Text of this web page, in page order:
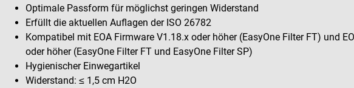
Optimale Passform für möglichst geringen Widerstand
Erfüllt die aktuellen Auflagen der ISO 26782
Kompatibel mit EOA Firmware V1.18.x oder höher (EasyOne Filter FT) und
oder höher (EasyOne Filter FT und EasyOne Filter SP)
Hygienischer Einwegartikel
Widerstand: ≤ 1,5 cm H2O